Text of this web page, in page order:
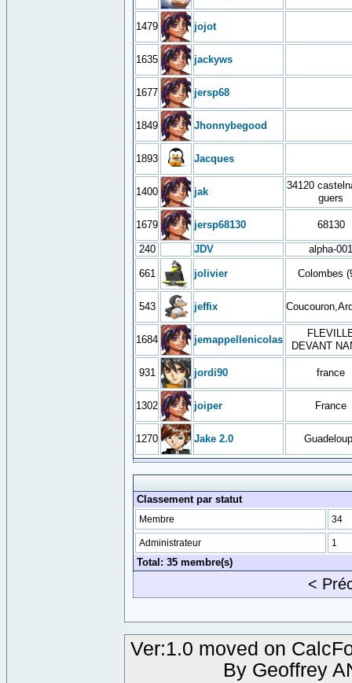
1479 jojot
1635 jackyws
1677 jersp68
1849 Jhonnybegood
1893 Jacques
1400 jak
34120
guers
1679 jersp68130 68130
240 JDV alpha-001
661 jolivier Colombes
543 jeffix
1684 jemappellenicolas
DEVANT
931 jordi90 france
1302 joiper France
1270 Jake 2.0
Classement par statut
Membre 34
Administrateur 1
Total: 35 membre(s)
<
Ver:1.0 moved on
By Geoffrey